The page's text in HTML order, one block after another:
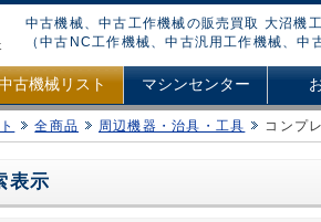
中古機械、中古工作機械の販売買取 大沼機
（中古NC工作機械、中古汎用工作機械、
古機械リスト マシンセンター
全商品 周辺機器・治具・工具 コンプ
表示